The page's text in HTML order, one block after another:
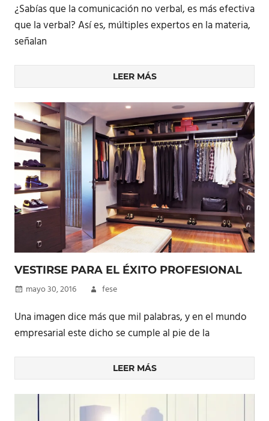
¿Sabías que la comunicación no verbal, es más efectiva
que la verbal? Así es, múltiples expertos en la materia,
señalan
LEER MÁS
VESTIRSE PARA EL ÉXITO PROFESIONAL
mayo 30, 2016 fese
Una imagen dice más que mil palabras, y en el mundo
empresarial este dicho se cumple al pie de la
LEER MÁS